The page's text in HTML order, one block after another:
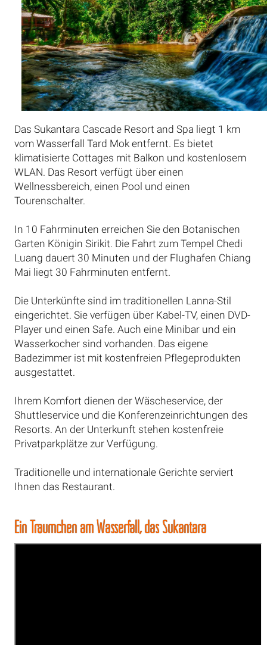
Das Sukantara Cascade Resort and Spa liegt 1 km
vom Wasserfall Tard Mok entfernt. Es bietet
klimatisierte Cottages mit Balkon und kostenlosem
WLAN. Das Resort verfügt über einen
Wellnessbereich, einen Pool und einen
Tourenschalter.
In 10 Fahrminuten erreichen Sie den Botanischen
Garten Königin Sirikit. Die Fahrt zum Tempel Chedi
Luang dauert 30 Minuten und der Flughafen Chiang
Mai liegt 30 Fahrminuten entfernt.
Die Unterkünfte sind im traditionellen Lanna-Stil
eingerichtet. Sie verfügen über Kabel-TV, einen DVD-
Player und einen Safe. Auch eine Minibar und ein
Wasserkocher sind vorhanden. Das eigene
Badezimmer ist mit kostenfreien Pflegeprodukten
ausgestattet.
Ihrem Komfort dienen der Wäscheservice, der
Shuttleservice und die Konferenzeinrichtungen des
Resorts. An der Unterkunft stehen kostenfreie
Privatparkplätze zur Verfügung.
Traditionelle und internationale Gerichte serviert
Ihnen das Restaurant.
Ein Träumchen am Wasserfall, das Sukantara